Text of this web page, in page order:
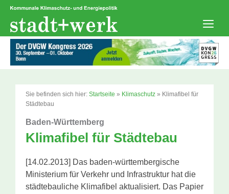
Zum
springen
Sie befinden sich hier: Startseite » Klimaschutz » Klimafibel für
Städtebau
Baden-Württemberg
Klimafibel für Städtebau
[14.02.2013] Das baden-württembergische
Ministerium für Verkehr und Infrastruktur hat die
städtebauliche Klimafibel aktualisiert. Das Papier